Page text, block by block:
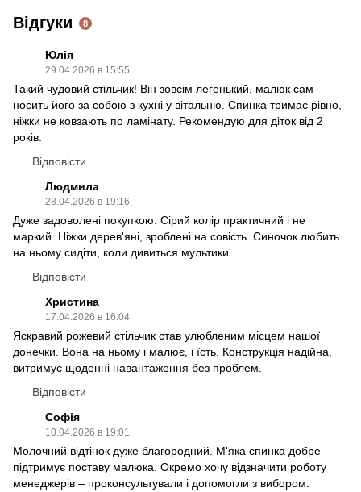
Відгуки 8
Юлія
29.04.2026 в 15:55
Такий чудовий стільчик! Він зовсім легенький, малюк сам
носить його за собою з кухні у вітальню. Спинка тримає рівно,
ніжки не ковзають по ламінату. Рекомендую для діток від 2
років.
Відповісти
Людмила
28.04.2026 в 19:16
Дуже задоволені покупкою. Сірий колір практичний і не
маркий. Ніжки дерев'яні, зроблені на совість. Синочок любить
на ньому сидіти, коли дивиться мультики.
Відповісти
Христина
17.04.2026 в 16:04
Яскравий рожевий стільчик став улюбленим місцем нашої
донечки. Вона на ньому і малює, і їсть. Конструкція надійна,
витримує щоденні навантаження без проблем.
Відповісти
Софія
10.04.2026 в 19:01
Молочний відтінок дуже благородний. М'яка спинка добре
підтримує поставу малюка. Окремо хочу відзначити роботу
менеджерів – проконсультували і допомогли з вибором.